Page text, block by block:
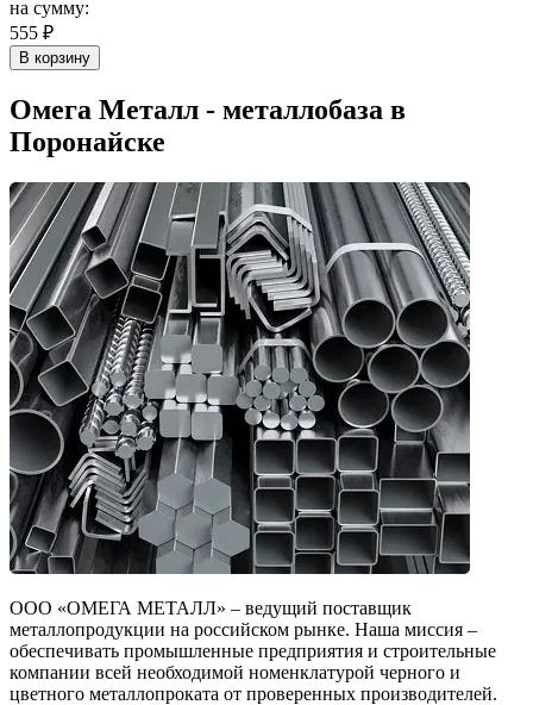
на сумму:
555 ₽
В корзину
Омега Металл - металлобаза в
Поронайске
ООО «ОМЕГА МЕТАЛЛ» – ведущий поставщик
металлопродукции на российском рынке. Наша миссия –
обеспечивать промышленные предприятия и строительные
компании всей необходимой номенклатурой черного и
цветного металлопроката от проверенных производителей.